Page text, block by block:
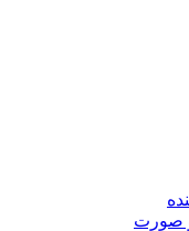
صورت